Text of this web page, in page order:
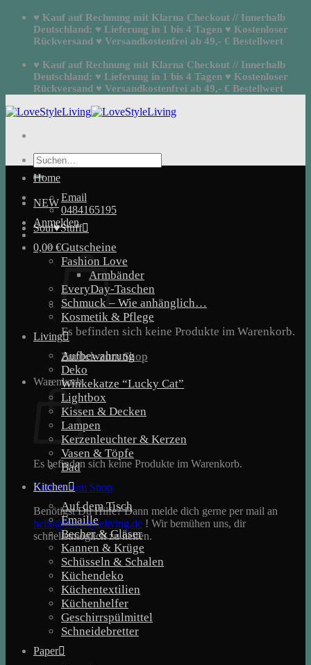
Zum
springen
♥ Kauf auf Rechnung mit Klarna Checkout // Innerhalb
Deutschland: ♥ Lieferung in 1 bis 4 Tagen ♥ Kostenloser
Rückversand ♥ Versandkostenfrei ab 49,- € Bestellwert
♥ Kauf auf Rechnung mit Klarna Checkout // Innerhalb
Deutschland: ♥ Lieferung in 1 bis 4 Tagen ♥ Kostenloser
Rückversand ♥ Versandkostenfrei ab 49,- € Bestellwert
Suchen
nach:
Email
0484165195
Anmelden
0,00€
Es befinden sich keine Produkte im Warenkorb.
Zurück zum Shop
Warenkorb
Es befinden sich keine Produkte im Warenkorb.
Zurück zum Shop
Benötigst Du Hilfe? Dann melde dich gerne per mail an
hello@lovestyleliving.de ! Wir bemühen uns, dir
schnellstmöglich zu helfen.
Home
NEW
Soul♥Stuff
Gutscheine
Fashion Love
Armbänder
EveryDay-Taschen
Schmuck – Wie anhänglich…
Kosmetik & Pflege
Living
Aufbewahrung
Deko
Winkekatze “Lucky Cat”
Lightbox
Kissen & Decken
Lampen
Kerzenleuchter & Kerzen
Vasen & Töpfe
Bad
Kitchen
Auf dem Tisch
Emaille
Becher & Gläser
Kannen & Krüge
Schüsseln & Schalen
Küchendeko
Küchentextilien
Küchenhelfer
Geschirrspülmittel
Schneidebretter
Paper